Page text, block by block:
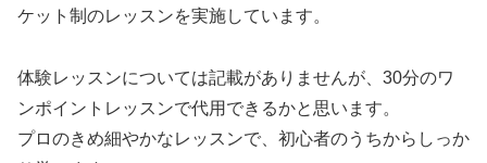
ケット制のレッスンを実施しています。
体験レッスンについては記載がありませんが、30分のワ
ンポイントレッスンで代用できるかと思います。
プロのきめ細やかなレッスンで、初心者のうちからしっか